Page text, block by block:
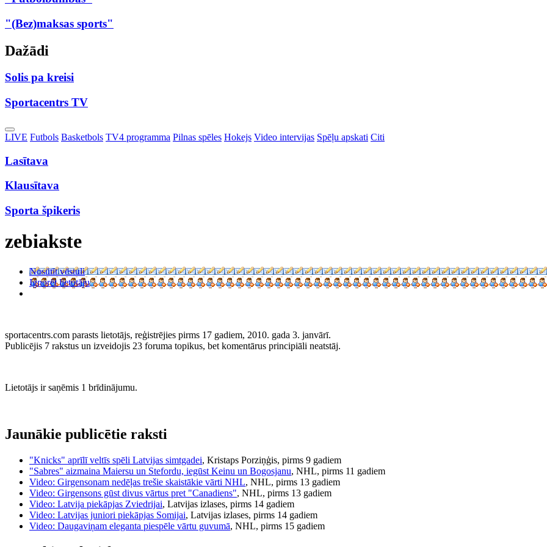
"(Bez)maksas sports"
Dažādi
Solis pa kreisi
Sportacentrs TV
Toggle
Dropdown
LIVE Futbols Basketbols TV4 programma Pilnas spēles Hokejs Video intervijas Spēļu apskati Citi
Lasītava
Klausītava
Sporta špikeris
zebiakste
Nosūtīt vēstuli
Ignorēt lietotāju
sportacentrs.com parasts lietotājs, reģistrējies pirms 17 gadiem, 2010. gada 3. janvārī.
Publicējis 7 rakstus un izveidojis 23 foruma topikus, bet komentārus principiāli neatstāj.
Lietotājs ir saņēmis 1 brīdinājumu.
Jaunākie publicētie raksti
"Knicks" aprīlī veltīs spēli Latvijas simtgadei, Kristaps Porziņģis, pirms 9 gadiem
"Sabres" aizmaina Maiersu un Stefordu, iegūst Keinu un Bogosjanu, NHL, pirms 11 gadiem
Video: Girgensonam nedēļas trešie skaistākie vārti NHL, NHL, pirms 13 gadiem
Video: Girgensons gūst divus vārtus pret "Canadiens", NHL, pirms 13 gadiem
Video: Latvija piekāpjas Zviedrijai, Latvijas izlases, pirms 14 gadiem
Video: Latvijas juniori piekāpjas Somijai, Latvijas izlases, pirms 14 gadiem
Video: Daugaviņam eleganta piespēle vārtu guvumā, NHL, pirms 15 gadiem